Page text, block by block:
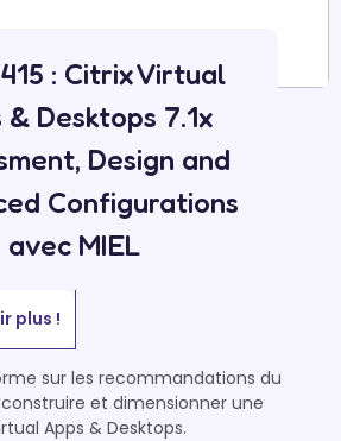
: Citrix Virtual
& Desktops 7.1x
Design and
Configurations
avec MIEL
plus !
sur les recommandations du
et dimensionner une
Apps & Desktops.